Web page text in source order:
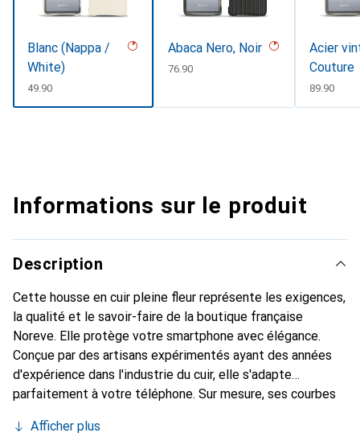
Blanc (Nappa /
White)
CHF
49.90
Abaca Nero, Noir
CHF
76.90
Acier
Couture
CHF
89.90
Informations sur le produit
Description
Cette housse en cuir pleine fleur représente les exigences,
la qualité et le savoir-faire de la boutique française
Noreve. Elle protège votre smartphone avec élégance.
Conçue par des artisans expérimentés ayant des années
d'expérience dans l'industrie du cuir, elle s'adapte
parfaitement à votre téléphone. Sur mesure, ses courbes
devient l'accessoire chic et indispensable pour votre
Afficher plus